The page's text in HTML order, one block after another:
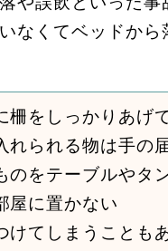
なくてベッドか
をしっかりあげ
れられる物は手の
をテーブルやタ
屋に置かない
けてしまうことも